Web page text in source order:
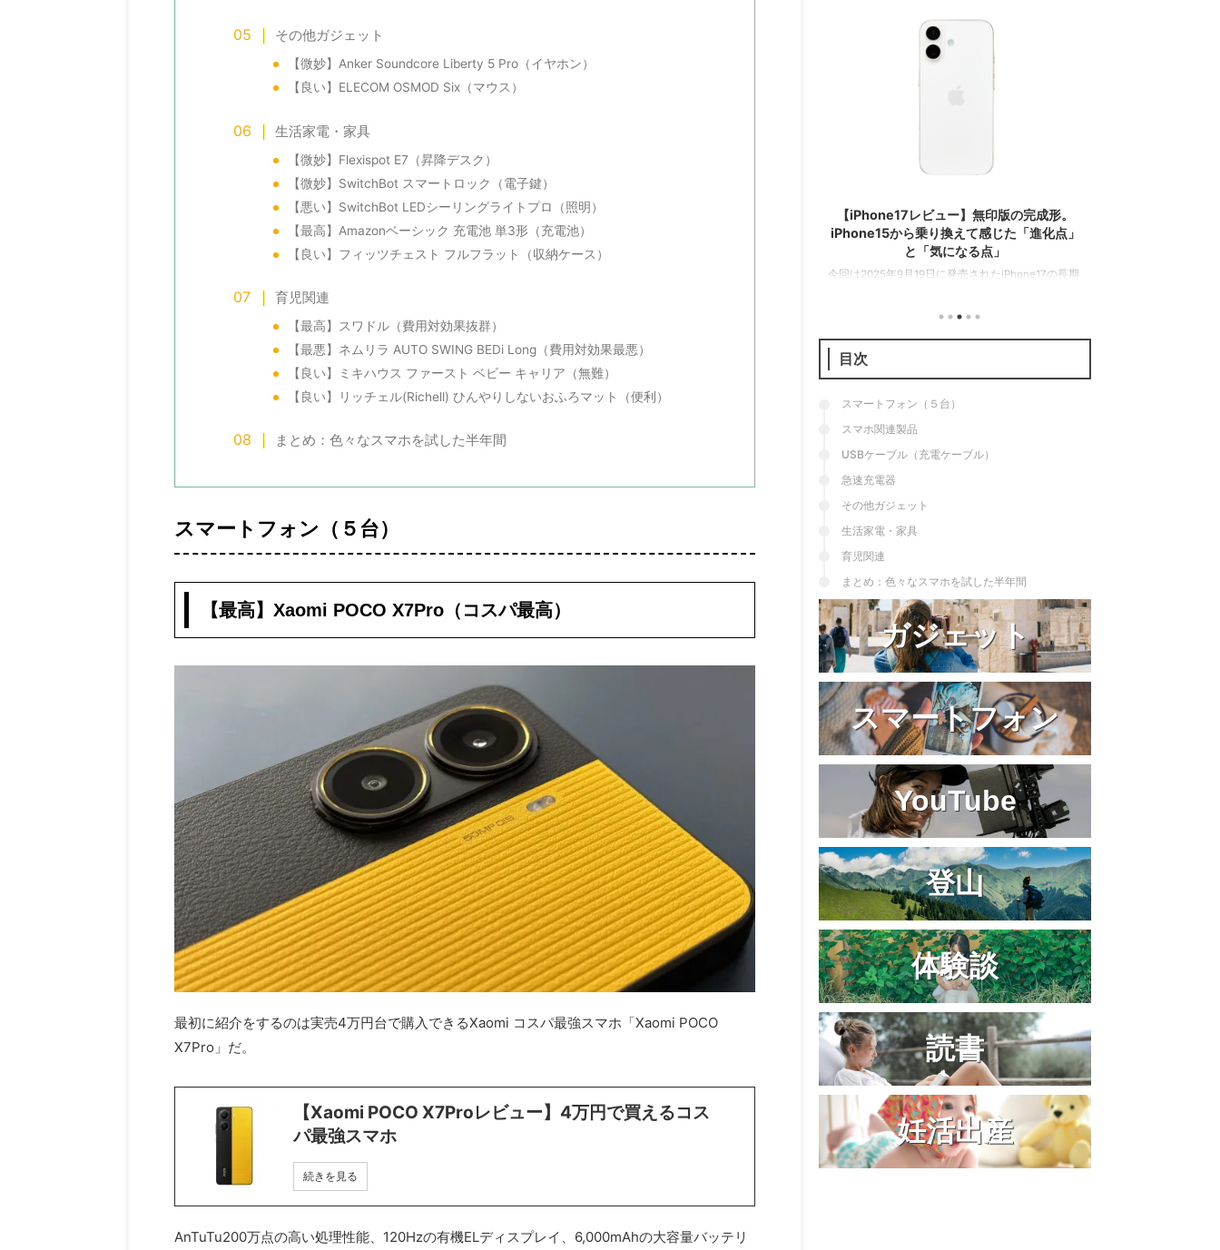
その他ガジェット
【微妙】Anker Soundcore Liberty 5 Pro（イヤホン）
【良い】ELECOM OSMOD Six（マウス）
生活家電・家具
【微妙】Flexispot E7（昇降デスク）
【微妙】SwitchBot スマートロック（電子鍵）
【悪い】SwitchBot LEDシーリングライトプロ（照明）
【最高】Amazonベーシック 充電池 単3形（充電池）
【良い】フィッツチェスト フルフラット（収納ケース）
育児関連
【最高】スワドル（費用対効果抜群）
【最悪】ネムリラ AUTO SWING BEDi Long（費用対効果最悪）
【良い】ミキハウス ファースト ベビー キャリア（無難）
【良い】リッチェル(Richell) ひんやりしないおふろマット（便利）
まとめ：色々なスマホを試した半年間
スマートフォン（５台）
【最高】Xaomi POCO X7Pro（コスパ最高）
最初に紹介をするのは実売4万円台で購入できるXaomi コスパ最強スマホ「Xaomi POCO
X7Pro」だ。
【Xaomi POCO X7Proレビュー】4万円で買えるコス
パ最強スマホ
続きを見る
AnTuTu200万点の高い処理性能、120Hzの有機ELディスプレイ、6,000mAhの大容量バッテリ
2026/8/1
【2026年8月版】スマホを安く買う方法と
各通信キャリアのお得なキャンペーン
現代人の必需品、スマートフォン。そしてスマホを
通信キャリアの最新お得なキャンペーン情報とスマ
解説をする。 今月のおすすめキャンペーン
iPhone17⇒楽天モバイル（本体一括110,800円）
iPhone17e（２年レンタル）⇒楽天モバイル（月額
１円） Google Pixel 10a⇒ahamo（本体一括51,513
円） 各キャリアが値上げに踏み切る中、楽天モバイ
【2026年7月】iPhone・Apple製品が一斉
値上げ！改定前後の価格比較表と今すぐ安く
上げされることが発表された。しかも7月18日付で
値上げ実施済み。 俺のメイン機であるiPhone17も
残念ながら値上げ対象。 この記事では値上げ前と値
上げ後の価格比較表や、今後の次期モデル（iPhone
【iPhone17レビュー】無印版の完成形。
iPhone15から乗り換えて感じた「進化点」
と「気になる点」
今回は2025年9月19日に発売されたiPhone17の長期
紹介するとともに、果たしてこのスマホを買うべき
なのかを解説していこう。 こっちもおすすめ 結論
（買うべき人・そうでない人） 最初にこの記事の結
論。iPhone17は従来のモデルから順当に性能が底上
と言える。iPhone8⇒SE⇒SE2⇒13 ...
目次
スマートフォン（５台）
スマホ関連製品
USBケーブル（充電ケーブル）
急速充電器
その他ガジェット
生活家電・家具
育児関連
まとめ：色々なスマホを試した半年間
ガジェット
スマートフォン
YouTube
登山
体験談
読書
妊活出産